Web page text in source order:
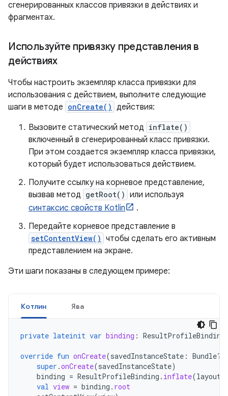
сгенерированных классов привязки в действиях и
фрагментах.
Используйте привязку представления в
действиях
Чтобы настроить экземпляр класса привязки для
использования с действием, выполните следующие
шаги в методе onCreate() действия:
Вызовите статический метод inflate()
включенный в сгенерированный класс привязки.
При этом создается экземпляр класса привязки,
который будет использоваться действием.
Получите ссылку на корневое представление,
вызвав метод getRoot() или используя
синтаксис свойств Kotlin
.
Передайте корневое представление в
setContentView() чтобы сделать его активным
представлением на экране.
Эти шаги показаны в следующем примере:
Котлин Ява
private lateinit var binding : ResultProfileBinding
override fun onCreate(savedInstanceState : Bundle?)
super .onCreate(savedInstanceState)
binding = ResultProfileBinding . inflate(
val view = binding . root